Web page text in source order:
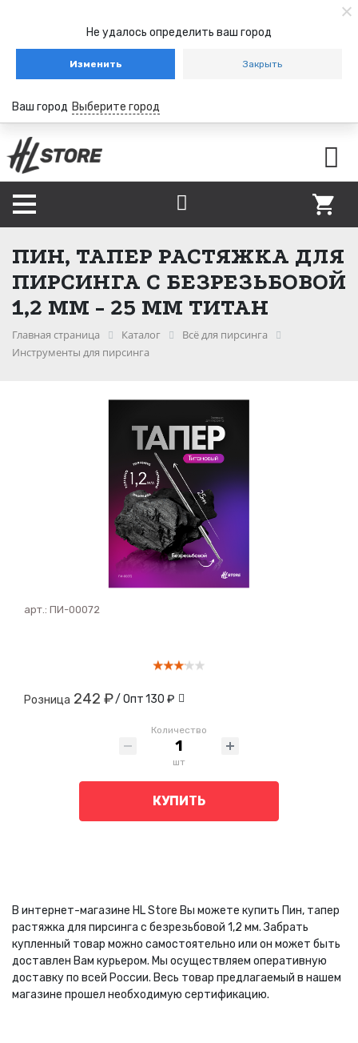
Не удалось определить ваш город
Изменить Закрыть
Ваш город Выберите город
ПИН, ТАПЕР РАСТЯЖКА ДЛЯ
ПИРСИНГА С БЕЗРЕЗЬБОВОЙ
1,2 ММ - 25 ММ ТИТАН
Главная страница Каталог
Всё для пирсинга
Инструменты для пирсинга
арт.: ПИ-00072
Розница 242 ₽/ Опт130 ₽
Количество
шт
КУПИТЬ
В интернет-магазине HL Store Вы можете купить Пин, тапер
растяжка для пирсинга с безрезьбовой 1,2 мм. Забрать
купленный товар можно самостоятельно или он может быть
доставлен Вам курьером. Мы осуществляем оперативную
доставку по всей России. Весь товар предлагаемый в нашем
магазине прошел необходимую сертификацию.